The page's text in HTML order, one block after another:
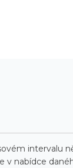
intervalu
v nabídce